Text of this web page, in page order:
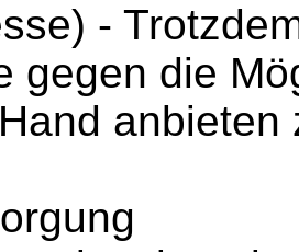
-
gegen die
anbieten